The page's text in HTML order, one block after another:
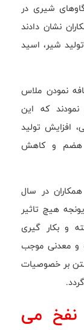
شیری در
نشان دادند
شیر، اسید
سال 2004 تاثیر اضافه نمودن ملاس
که این
افزایش تولید
هضم و کاهش
در سال
هیچ تاثیر
و بکار گیری
و معدنی موجب
بر خصوصیات
نفخ می